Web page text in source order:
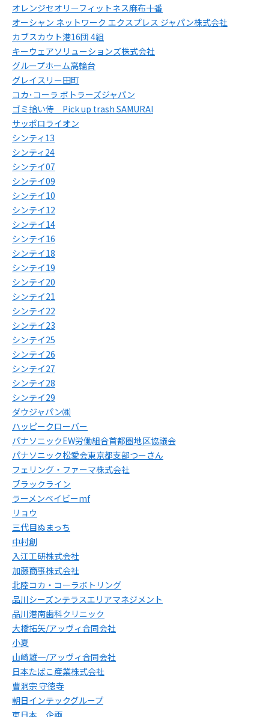
オレンジセオリーフィットネス麻布十番
オーシャン ネットワーク エクスプレス ジャパン株式会社
カブスカウト港16団 4組
キーウェアソリューションズ株式会社
グループホーム高輪台
グレイスリー田町
コカ･コーラ ボトラーズジャパン
ゴミ拾い侍 Pick up trash SAMURAI
サッポロライオン
シンティ13
シンティ24
シンテイ07
シンテイ09
シンテイ10
シンテイ12
シンテイ14
シンテイ16
シンテイ18
シンテイ19
シンテイ20
シンテイ21
シンテイ22
シンテイ23
シンテイ25
シンテイ26
シンテイ27
シンテイ28
シンテイ29
ダウジャパン㈱
ハッピークローバー
パナソニックEW労働組合首都圏地区協議会
パナソニック松愛会東京都支部つーさん
フェリング・ファーマ株式会社
ブラックライン
ラーメンベイビーmf
リョウ
三代目ぬまっち
中村創
入江工研株式会社
加藤商事株式会社
北陸コカ・コーラボトリング
品川シーズンテラスエリアマネジメント
品川港南歯科クリニック
大橋拓矢/アッヴィ合同会社
小夏
山崎雄一/アッヴィ合同会社
日本たばこ産業株式会社
曹洞宗 守徳寺
朝日インテックグループ
東日本 企画